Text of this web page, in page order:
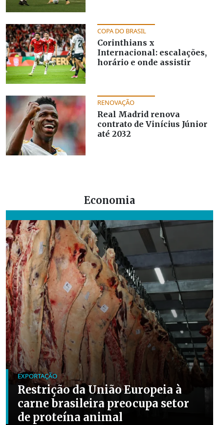
COPA DO BRASIL
Corinthians x
Internacional: escalações,
horário e onde assistir
RENOVAÇÃO
Real Madrid renova
contrato de Vinícius Júnior
até 2032
Outros destaques por editoria
Economia
EXPORTAÇÃO
Restrição da União Europeia à
carne brasileira preocupa setor
de proteína animal